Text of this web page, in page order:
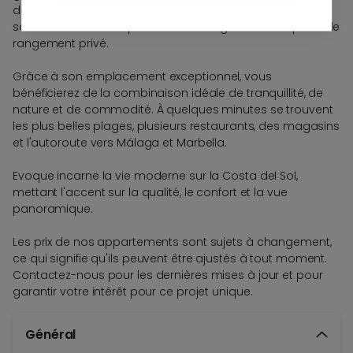
détente. Chaque appartement dispose d'un parking
souterrain avec des points de recharge et d'un espace de
rangement privé.
Grâce à son emplacement exceptionnel, vous
bénéficierez de la combinaison idéale de tranquillité, de
nature et de commodité. À quelques minutes se trouvent
les plus belles plages, plusieurs restaurants, des magasins
et l'autoroute vers Málaga et Marbella.
Evoque incarne la vie moderne sur la Costa del Sol,
mettant l'accent sur la qualité, le confort et la vue
panoramique.
Les prix de nos appartements sont sujets à changement,
ce qui signifie qu'ils peuvent être ajustés à tout moment.
Contactez-nous pour les dernières mises à jour et pour
garantir votre intérêt pour ce projet unique.
Général